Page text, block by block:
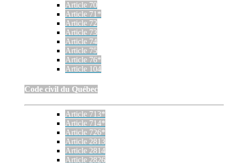
Article 70
Article 71*
Article 72
Article 73
Article 74
Article 75
Article 76*
Article 104
Code civil du Québec
Article 713*
Article 714*
Article 726*
Article 2813
Article 2814
Article 2826